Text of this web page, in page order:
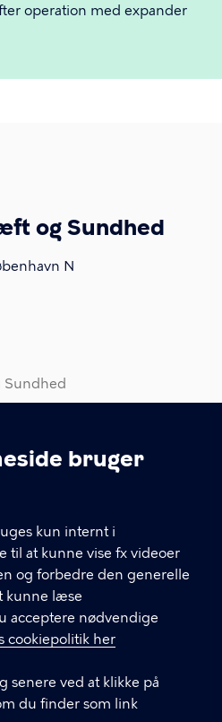
bruger
kun internt i
til at kunne vise fx videoer
og forbedre den generelle
kunne læse
acceptere nødvendige
cookiepolitik her
senere ved at klikke på
du finder som link
operation med expander
og Sundhed
N
Sundhed
et spørgeskema i
indledende, opfølgende
med din